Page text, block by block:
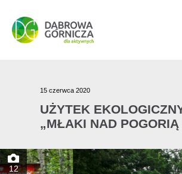
PRZEJDŹ DO MENU GŁÓWNEGO
PRZEJDŹ DO WYSZUKIWARKI
PRZEJDŹ DO TREŚCI
15 czerwca 2020
UŻYTEK
„MŁAKI NAD POGORIĄ
12